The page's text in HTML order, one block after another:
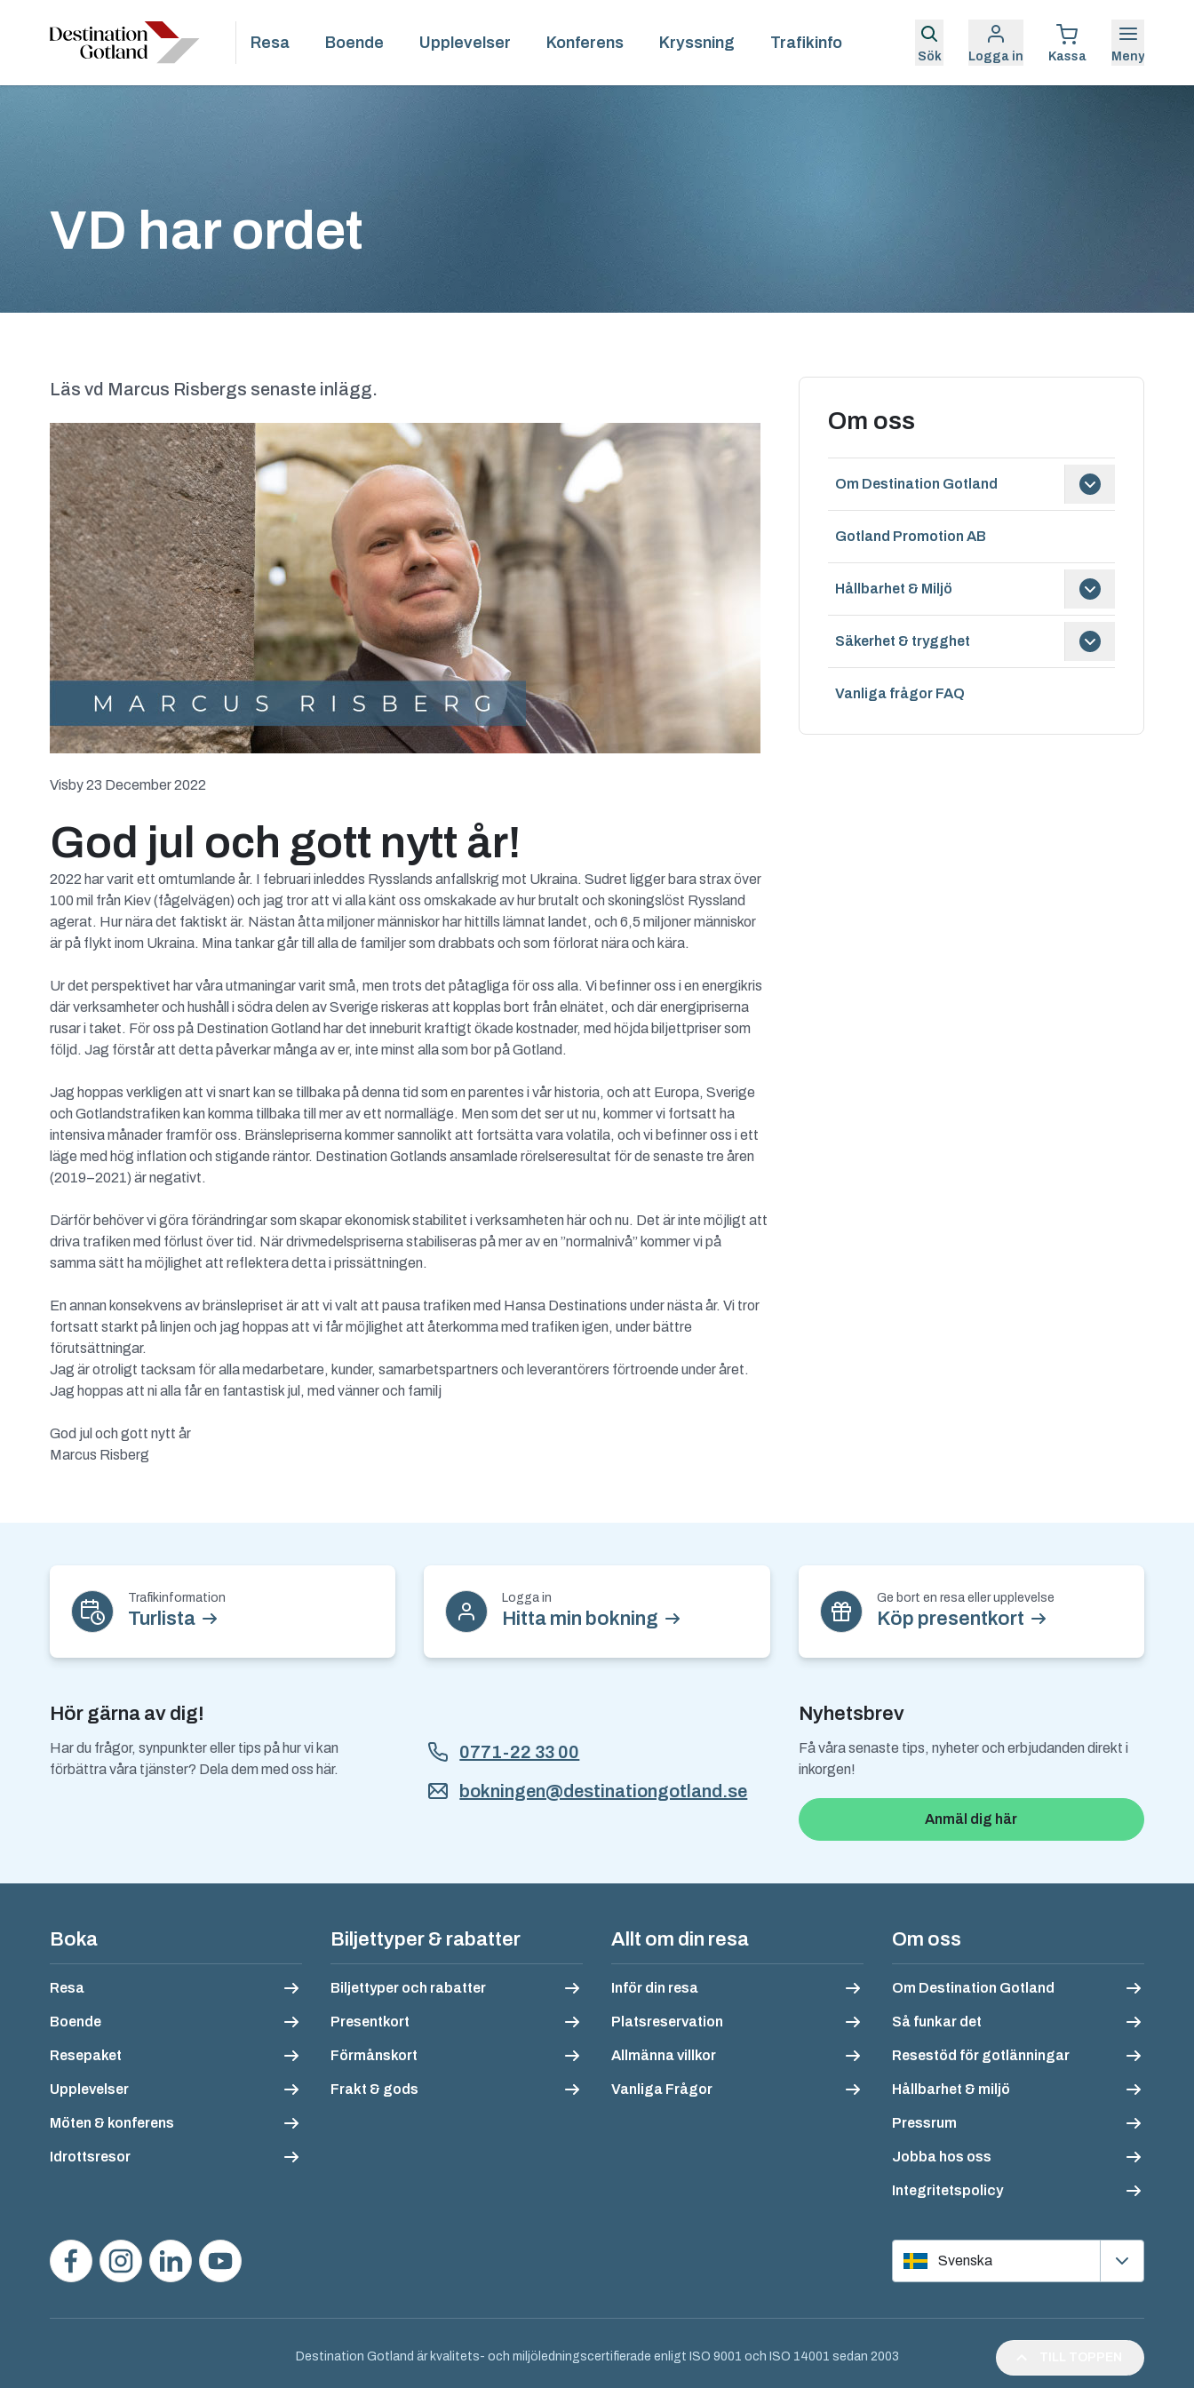
Resa Boende Upplevelser Konferens Kryssning Trafikinfo
Sök Logga in Kassa Meny
VD har ordet
Läs vd Marcus Risbergs senaste inlägg.
Visby 23 December 2022
God jul och gott nytt år!
2022 har varit ett omtumlande år. I februari inleddes Rysslands anfallskrig mot Ukraina. Sudret ligger bara strax över
100 mil från Kiev (fågelvägen) och jag tror att vi alla känt oss omskakade av hur brutalt och skoningslöst Ryssland
agerat. Hur nära det faktiskt är. Nästan åtta miljoner människor har hittills lämnat landet, och 6,5 miljoner människor
är på flykt inom Ukraina. Mina tankar går till alla de familjer som drabbats och som förlorat nära och kära.
Ur det perspektivet har våra utmaningar varit små, men trots det påtagliga för oss alla. Vi befinner oss i en energikris
där verksamheter och hushåll i södra delen av Sverige riskeras att kopplas bort från elnätet, och där energipriserna
rusar i taket. För oss på Destination Gotland har det inneburit kraftigt ökade kostnader, med höjda biljettpriser som
följd. Jag förstår att detta påverkar många av er, inte minst alla som bor på Gotland.
Jag hoppas verkligen att vi snart kan se tillbaka på denna tid som en parentes i vår historia, och att Europa, Sverige
och Gotlandstrafiken kan komma tillbaka till mer av ett normalläge. Men som det ser ut nu, kommer vi fortsatt ha
intensiva månader framför oss. Bränslepriserna kommer sannolikt att fortsätta vara volatila, och vi befinner oss i ett
läge med hög inflation och stigande räntor. Destination Gotlands ansamlade rörelseresultat för de senaste tre åren
(2019–2021) är negativt.
Därför behöver vi göra förändringar som skapar ekonomisk stabilitet i verksamheten här och nu. Det är inte möjligt att
driva trafiken med förlust över tid. När drivmedelspriserna stabiliseras på mer av en ”normalnivå” kommer vi på
samma sätt ha möjlighet att reflektera detta i prissättningen.
En annan konsekvens av bränslepriset är att vi valt att pausa trafiken med Hansa Destinations under nästa år. Vi tror
fortsatt starkt på linjen och jag hoppas att vi får möjlighet att återkomma med trafiken igen, under bättre
förutsättningar.
Jag är otroligt tacksam för alla medarbetare, kunder, samarbetspartners och leverantörers förtroende under året.
Jag hoppas att ni alla får en fantastisk jul, med vänner och familj
God jul och gott nytt år
Marcus Risberg
Om oss
Om Destination Gotland
Gotland Promotion AB
Hållbarhet & Miljö
Säkerhet & trygghet
Vanliga frågor FAQ
Trafikinformation
Turlista
Logga in
Hitta min bokning
Ge bort en resa eller upplevelse
Köp presentkort
Hör gärna av dig!
Har du frågor, synpunkter eller tips på hur vi kan
förbättra våra tjänster? Dela dem med oss här.
0771-22 33 00
bokningen@destinationgotland.se
Nyhetsbrev
Få våra senaste tips, nyheter och erbjudanden direkt i
inkorgen!
Anmäl dig här
Sidfotsnavigation
Boka
Resa
Boende
Resepaket
Upplevelser
Möten & konferens
Idrottsresor
Biljettyper & rabatter
Biljettyper och rabatter
Presentkort
Förmånskort
Frakt & gods
Allt om din resa
Inför din resa
Platsreservation
Allmänna villkor
Vanliga Frågor
Om oss
Om Destination Gotland
Så funkar det
Resestöd för gotlänningar
Hållbarhet & miljö
Pressrum
Jobba hos oss
Integritetspolicy
Svenska
Destination Gotland är kvalitets- och miljöledningscertifierade enligt ISO 9001 och ISO 14001 sedan 2003